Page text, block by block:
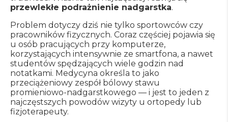
przewlekłe podrażnienie nadgarstka.
Problem dotyczy dziś nie tylko sportowców czy
pracowników fizycznych. Coraz częściej pojawia się
u osób pracujących przy komputerze,
korzystających intensywnie ze smartfona, a nawet
studentów spędzających wiele godzin nad
notatkami. Medycyna określa to jako
przeciążeniowy zespół bólowy stawu
promieniowo-nadgarstkowego — i jest to jeden z
najczęstszych powodów wizyty u ortopedy lub
fizjoterapeuty.